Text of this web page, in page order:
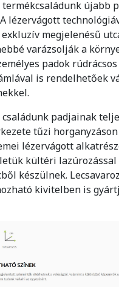
újabb
lézervágott
megjelenésű
varázsolják a
padok
is rendelhetőek
padjainak
tűzi
lézervágott
kültéri lazúrozással
készülnek.
kivitelben is